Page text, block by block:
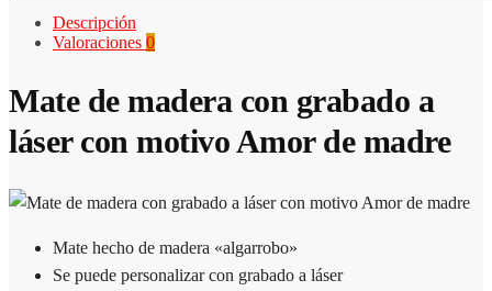
Descripción
Valoraciones 0
Mate de madera con grabado a
láser con motivo Amor de madre
Mate hecho de madera «algarrobo»
Se puede personalizar con grabado a láser